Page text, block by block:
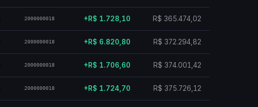
2000000018 +R$ 1.728,10 R$ 365.474,02
2000000018 +R$ 6.820,80 R$ 372.294,82
2000000018 +R$ 1.706,60 R$ 374.001,42
2000000018 +R$ 1.724,70 R$ 375.726,12